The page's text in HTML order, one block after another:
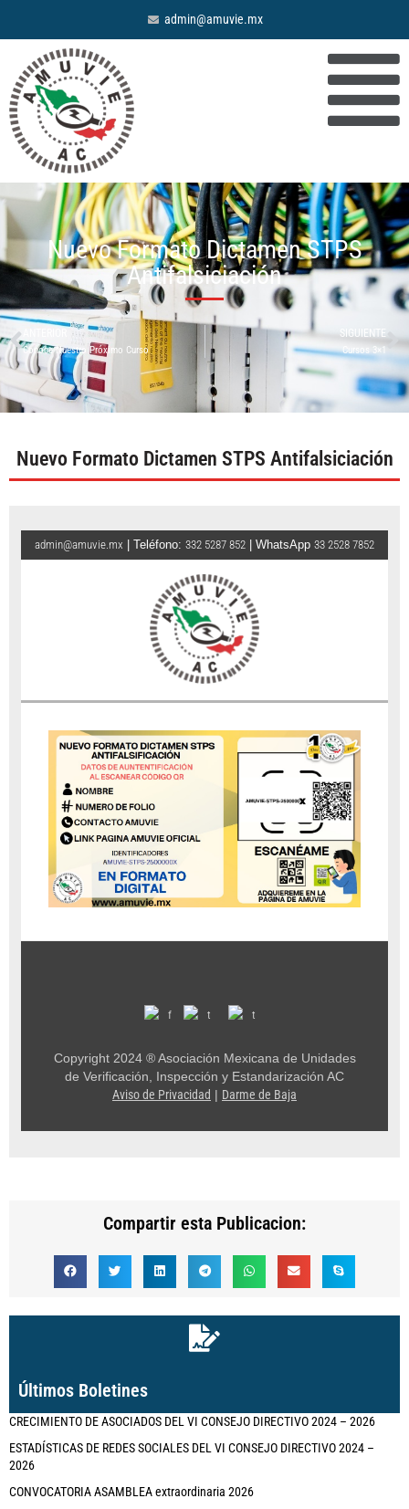
admin@amuvie.mx
Nuevo Formato Dictamen STPS
Antifalsiciación
Conoce Nuestro Próximo Curso
SIGUIENTE
Cursos 3×1
Nuevo Formato Dictamen STPS Antifalsiciación
admin@amuvie.mx | Teléfono: 332 5287 852 | WhatsApp 33 2528 7852
Copyright 2024 ® Asociación Mexicana de Unidades
de Verificación, Inspección y Estandarización AC
Aviso de Privacidad | Darme de Baja
Compartir esta Publicacion:
Últimos Boletines
CRECIMIENTO DE ASOCIADOS DEL VI CONSEJO DIRECTIVO 2024 – 2026
ESTADÍSTICAS DE REDES SOCIALES DEL VI CONSEJO DIRECTIVO 2024 –
2026
CONVOCATORIA ASAMBLEA extraordinaria 2026